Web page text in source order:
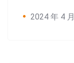
2024 年 4 月